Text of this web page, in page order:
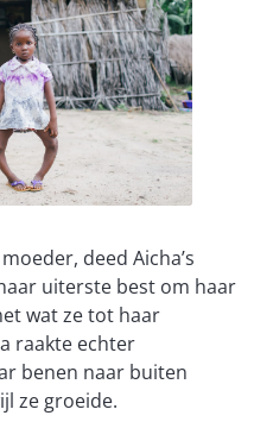
deed Aicha’s
uiterste best om haar
wat ze tot haar
raakte echter
benen naar buiten
ze groeide.